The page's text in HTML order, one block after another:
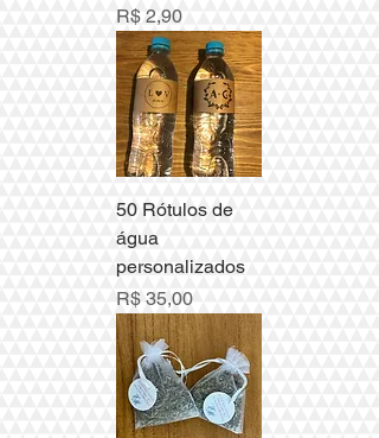
Preço
R$ 2,90
50 Rótulos de
água
personalizados
Preço
R$ 35,00